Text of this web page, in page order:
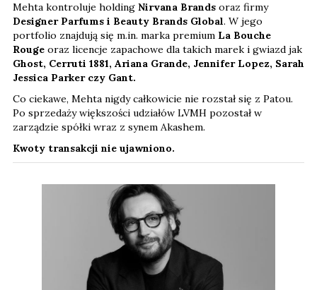
Mehta kontroluje holding Nirvana Brands oraz firmy
Designer Parfums i Beauty Brands Global. W jego
portfolio znajdują się m.in. marka premium La Bouche
Rouge oraz licencje zapachowe dla takich marek i gwiazd jak
Ghost, Cerruti 1881, Ariana Grande, Jennifer Lopez, Sarah
Jessica Parker czy Gant.
Co ciekawe, Mehta nigdy całkowicie nie rozstał się z Patou.
Po sprzedaży większości udziałów LVMH pozostał w
zarządzie spółki wraz z synem Akashem.
Kwoty transakcji nie ujawniono.